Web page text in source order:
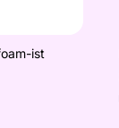
ist